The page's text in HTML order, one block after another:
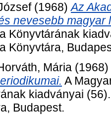
(1968)Az
nevesebb magyar
Könyvtárának
Könyvtára,
Mária (1968)
A
kiadványai
Budapest.